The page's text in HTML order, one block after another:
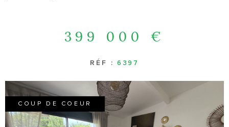
399 000 €
RÉF :6397
COUP DE COEUR